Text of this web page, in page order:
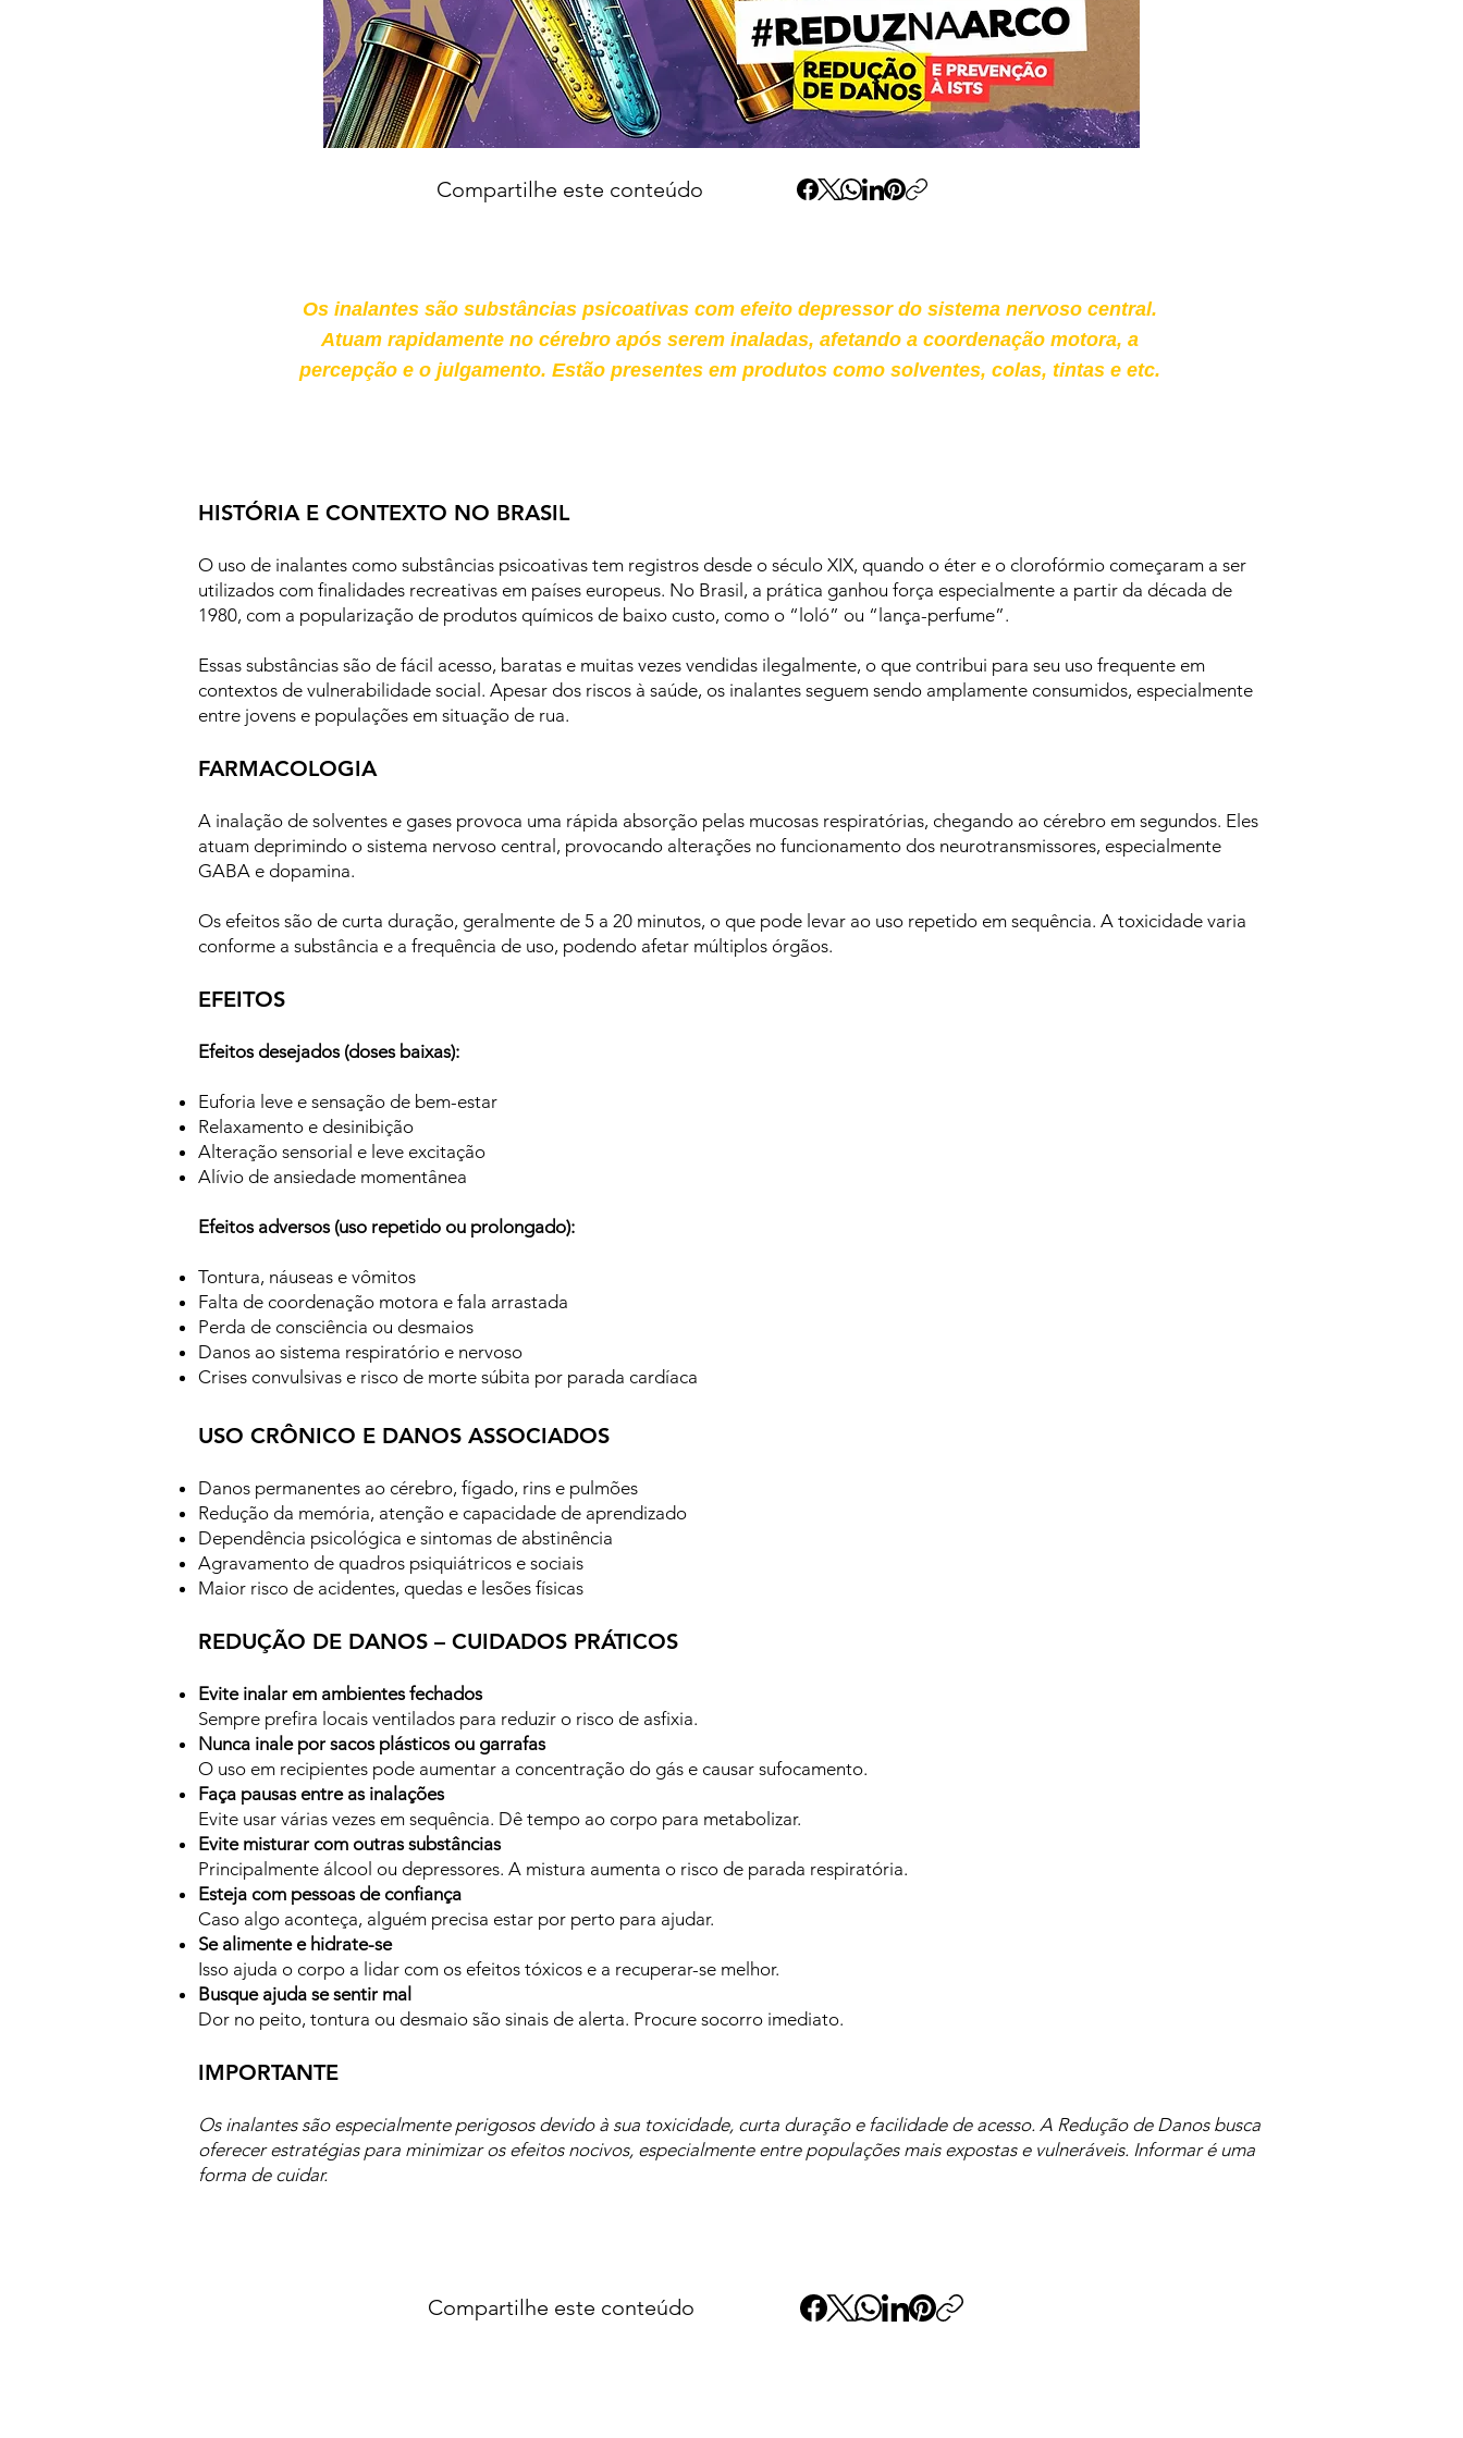
Compartilhe este conteúdo
Os inalantes são substâncias psicoativas com efeito depressor do sistema nervoso central.
Atuam rapidamente no cérebro após serem inaladas, afetando a coordenação motora, a
percepção e o julgamento. Estão presentes em produtos como solventes, colas, tintas e etc.
HISTÓRIA E CONTEXTO NO BRASIL
O uso de inalantes como substâncias psicoativas tem registros desde o século XIX, quando o éter e o clorofórmio começaram a ser
utilizados com finalidades recreativas em países europeus. No Brasil, a prática ganhou força especialmente a partir da década de
1980, com a popularização de produtos químicos de baixo custo, como o “loló” ou “lança-perfume”.
Essas substâncias são de fácil acesso, baratas e muitas vezes vendidas ilegalmente, o que contribui para seu uso frequente em
contextos de vulnerabilidade social. Apesar dos riscos à saúde, os inalantes seguem sendo amplamente consumidos, especialmente
entre jovens e populações em situação de rua.
FARMACOLOGIA
A inalação de solventes e gases provoca uma rápida absorção pelas mucosas respiratórias, chegando ao cérebro em segundos. Eles
atuam deprimindo o sistema nervoso central, provocando alterações no funcionamento dos neurotransmissores, especialmente
GABA e dopamina.
Os efeitos são de curta duração, geralmente de 5 a 20 minutos, o que pode levar ao uso repetido em sequência. A toxicidade varia
conforme a substância e a frequência de uso, podendo afetar múltiplos órgãos.
EFEITOS
Efeitos desejados (doses baixas):
Euforia leve e sensação de bem-estar
Relaxamento e desinibição
Alteração sensorial e leve excitação
Alívio de ansiedade momentânea
Efeitos adversos (uso repetido ou prolongado):
Tontura, náuseas e vômitos
Falta de coordenação motora e fala arrastada
Perda de consciência ou desmaios
Danos ao sistema respiratório e nervoso
Crises convulsivas e risco de morte súbita por parada cardíaca
USO CRÔNICO E DANOS ASSOCIADOS
Danos permanentes ao cérebro, fígado, rins e pulmões
Redução da memória, atenção e capacidade de aprendizado
Dependência psicológica e sintomas de abstinência
Agravamento de quadros psiquiátricos e sociais
Maior risco de acidentes, quedas e lesões físicas
REDUÇÃO DE DANOS – CUIDADOS PRÁTICOS
Evite inalar em ambientes fechados
Sempre prefira locais ventilados para reduzir o risco de asfixia.
Nunca inale por sacos plásticos ou garrafas
O uso em recipientes pode aumentar a concentração do gás e causar sufocamento.
Faça pausas entre as inalações
Evite usar várias vezes em sequência. Dê tempo ao corpo para metabolizar.
Evite misturar com outras substâncias
Principalmente álcool ou depressores. A mistura aumenta o risco de parada respiratória.
Esteja com pessoas de confiança
Caso algo aconteça, alguém precisa estar por perto para ajudar.
Se alimente e hidrate-se
Isso ajuda o corpo a lidar com os efeitos tóxicos e a recuperar-se melhor.
Busque ajuda se sentir mal
Dor no peito, tontura ou desmaio são sinais de alerta. Procure socorro imediato.
IMPORTANTE
Os inalantes são especialmente perigosos devido à sua toxicidade, curta duração e facilidade de acesso. A Redução de Danos busca
oferecer estratégias para minimizar os efeitos nocivos, especialmente entre populações mais expostas e vulneráveis. Informar é uma
forma de cuidar.
Compartilhe este conteúdo